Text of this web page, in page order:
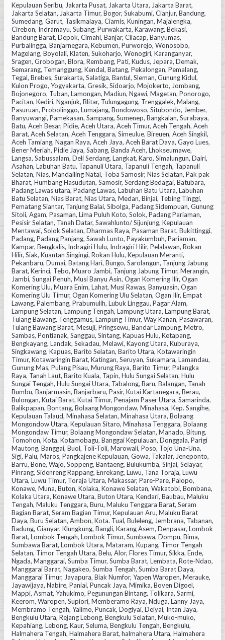
Kepulauan Seribu, Jakarta Pusat, Jakarta Utara, Jakarta Barat,
Jakarta Selatan, Jakarta Timur, Bogor, Sukabumi, Cianjur, Bandung,
Sumedang, Garut, Tasikmalaya, Ciamis, Kuningan, Majalengka,
Cirebon, Indramayu, Subang, Purwakarta, Karawang, Bekasi,
Bandung Barat, Depok, Cimahi, Banjar, Cilacap, Banyumas,
Purbalingga, Banjarnegara, Kebumen, Purworejo, Wonosobo,
Magelang, Boyolali, Klaten, Sukoharjo, Wonogiri, Karanganyar,
Sragen, Grobogan, Blora, Rembang, Pati, Kudus, Jepara, Demak,
Semarang, Temanggung, Kendal, Batang, Pekalongan, Pemalang,
Tegal, Brebes, Surakarta, Salatiga, Bantul, Sleman, Gunung Kidul,
Kulon Progo, Yogyakarta, Gresik, Sidoarjo, Mojokerto, Jombang,
Bojonegoro, Tuban, Lamongan, Madiun, Ngawi, Magetan, Ponorogo,
Pacitan, Kediri, Nganjuk, Blitar, Tulungagung, Trenggalek, Malang,
Pasuruan, Probolinggo, Lumajang, Bondowoso, Situbondo, Jember,
Banyuwangi, Pamekasan, Sampang, Sumenep, Bangkalan, Surabaya,
Batu, Aceh Besar, Pidie, Aceh Utara, Aceh Timur, Aceh Tengah, Aceh
Barat, Aceh Selatan, Aceh Tenggara, Simeulue, Bireuen, Aceh Singkil,
Aceh Tamiang, Nagan Raya, Aceh Jaya, Aceh Barat Daya, Gayo Lues,
Bener Meriah, Pidie Jaya, Sabang, Banda Aceh, Lhokseumawe,
Langsa, Sabussalam, Deli Serdang, Langkat, Karo, Simalungun, Dairi,
Asahan, Labuhan Batu, Tapanuli Utara, Tapanuli Tengah, Tapanuli
Selatan, Nias, Mandailing Natal, Toba Samosir, Nias Selatan, Pak pak
Bharat, Humbang Hasudutan, Samosir, Serdang Bedagai, Batubara,
Padang Lawas utara, Padang Lawas, Labuhan Batu Utara, Labuhan
Batu Selatan, Nias Barat, Nias Utara, Medan, Binjai, Tebing Tinggi,
Pematang Siantar, Tanjung Balai, Sibolga, Padang Sidempuan, Gunung
Sitoli, Agam, Pasaman, Lima Puluh Koto, Solok, Padang Pariaman,
Pesisir Selatan, Tanah Datar, Sawahlunto/ Sijunjung, Kepulauan
Mentawai, Solok Selatan, Dharmas Raya, Pasaman Barat, Bukittinggi,
Padang, Padang Panjang, Sawah Lunto, Payakumbuh, Pariaman,
Kampar, Bengkalis, Indragiri Hulu, Indragiri Hilir, Pelalawan, Rokan
Hilir, Siak, Kuantan Singingi, Rokan Hulu, Kepulauan Meranti,
Pekanbaru, Dumai, Batang Hari, Bungo, Sarolangun, Tanjung Jabung
Barat, Kerinci, Tebo, Muaro Jambi, Tanjung Jabung Timur, Merangin,
Jambi, Sungai Penuh, Musi Banyu Asin, Ogan Komering Ilir, Ogan
Komering Ulu, Muara Enim, Lahat, Musi Rawas, Banyuasin, Ogan
Komering Ulu Timur, Ogan Komering Ulu Selatan, Ogan Ilir, Empat
Lawang, Palembang, Prabumulih, Lubuk Linggau, Pagar Alam,
Lampung Selatan, Lampung Tengah, Lampung Utara, Lampung Barat,
Tulang Bawang, Tenggamus, Lampung Timur, Way Kanan, Pasawaran,
Tulang Bawang Barat, Mesuji, Pringsewu, Bandar Lampung, Metro,
Sambas, Pontianak, Sanggau, Sintang, Kapuas Hulu, Ketapang,
Bengkayang, Landak, Sekadau, Melawi, Kayong Utara, Kuburaya,
Singkawang, Kapuas, Barito Selatan, Barito Utara, Kotawaringin
Timur, Kotawaringin Barat, Katingan, Seruyan, Sukamara, Lamandau,
Gunung Mas, Pulang Pisau, Murung Raya, Barito Timur, Palangka
Raya, Tanah Laut, Barito Kuala, Tapin, Hulu Sungai Selatan, Hulu
Sungai Tengah, Hulu Sungai Utara, Tabalong, Baru, Balangan, Tanah
Bumbu, Banjarmasin, Banjarbaru, Pasir, Kutai Kartanegara, Berau,
Bulongan, Kutai Barat, Kutai Timur, Penajam Paser Utara, Samarinda,
Balikpapan, Bontang, Bolaang Mongondaw, Minahasa, Kep. Sangihe,
Kepulauan Talaud, Minahasa Selatan, Minahasa Utara, Bolaang
Mongondow Utara, Kepulauan Sitaro, Minahasa Tenggara, Bolaang
Mongondaw Timur, Bolaang Mongondaw Selatan, Manado, Bitung,
Tomohon, Kota. Kotamobagu, Banggai Kepulauan, Donggala, Parigi
Mautong, Banggai, Buol, Toli-Toli, Marowali, Poso, Tojo Una-Una,
Sigi, Palu, Maros, Pangkajene Kepulauan, Gowa, Takalar, Jeneponto,
Barru, Bone, Wajo, Soppeng, Bantaeng, Bulukumba, Sinjai, Selayar,
Pinrang, Sidenreng Rappang, Enrekang, Luwu, Tana Toraja, Luwu
Utara, Luwu Timur, Toraja Utara, Makassar, Pare-Pare, Palopo,
Konawe, Muna, Buton, Kolaka, Konawe Selatan, Wakatobi, Bombana,
Kolaka Utara, Konawe Utara, Buton Utara, Kendari, Baubau, Maluku
Tengah, Maluku Tenggara, Buru, Maluku Tenggara Barat, Seram
Bagian Barat, Seram Bagian Timur, Kepulauan Aru, Maluku Barat
Daya, Buru Selatan, Ambon, Kota. Tual, Buleleng, Jembrana, Tabanan,
Badung, Gianyar, Klungkung, Bangli, Karang Asem, Denpasar, Lombok
Barat, Lombok Tengah, Lombok Timur, Sumbawa, Dompu, Bima,
Sumbawa Barat, Lombok Utara, Mataram, Kupang, Timor Tengah
Selatan, Timor Tengah Utara, Belu, Alor, Flores Timur, Sikka, Ende,
Ngada, Manggarai, Sumba Timur, Sumba Barat, Lembata, Rote-Ndao,
Manggarai Barat, Nagakeo, Sumba Tengah, Sumba Barat Daya,
Manggarai Timur, Jayapura, Biak Numfor, Yapen Waropen, Merauke,
Jayawijaya, Nabire, Paniai, Puncak Jaya, Mimika, Boven Digoel,
Mappi, Asmat, Yahukimo, Pegunungan Bintang, Tolikara, Sarmi,
Keerom, Waropen, Supiori, Memberamo Raya, Nduga, Lanny Jaya,
Membramo Tengah, Yalimo, Puncak, Dogiyai, Deiyai, Intan Jaya,
Bengkulu Utara, Rejang Lebong, Bengkulu Selatan, Muko-muko,
Kepahiang, Lebong, Kaur, Seluma, Bengkulu Tengah, Bengkulu,
Halmahera Tengah, Halmahera Barat, halmahera Utara, Halmahera